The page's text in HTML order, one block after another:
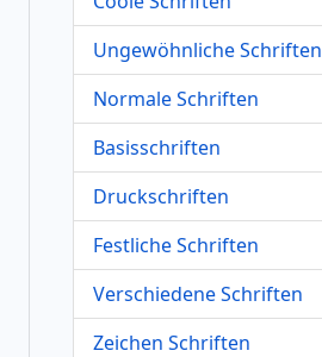
Ungewöhnliche Schriften
Normale Schriften
Basisschriften
Druckschriften
Festliche Schriften
Verschiedene Schriften
Zeichen Schriften